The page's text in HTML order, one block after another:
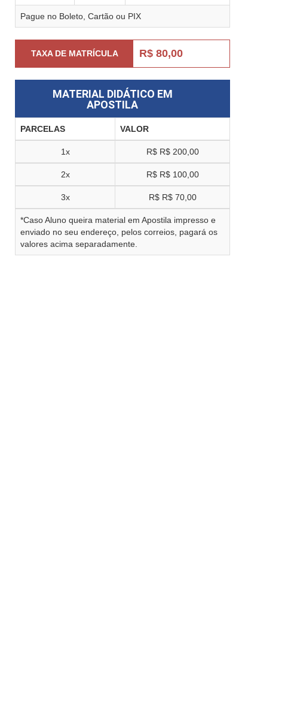
Pague no Boleto, Cartão ou PIX
TAXA DE MATRÍCULA R$ 80,00
MATERIAL DIDÁTICO EM
APOSTILA
PARCELAS VALOR
1x R$ R$ 200,00
2x R$ R$ 100,00
3x R$ R$ 70,00
*Caso Aluno queira material em Apostila impresso e
enviado no seu endereço, pelos correios, pagará os
valores acima separadamente.